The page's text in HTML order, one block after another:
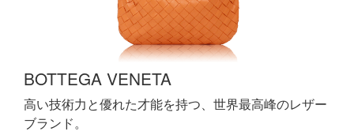
BOTTEGA VENETA
高い技術力と優れた才能を持つ、世界最高峰のレザー
ブランド。